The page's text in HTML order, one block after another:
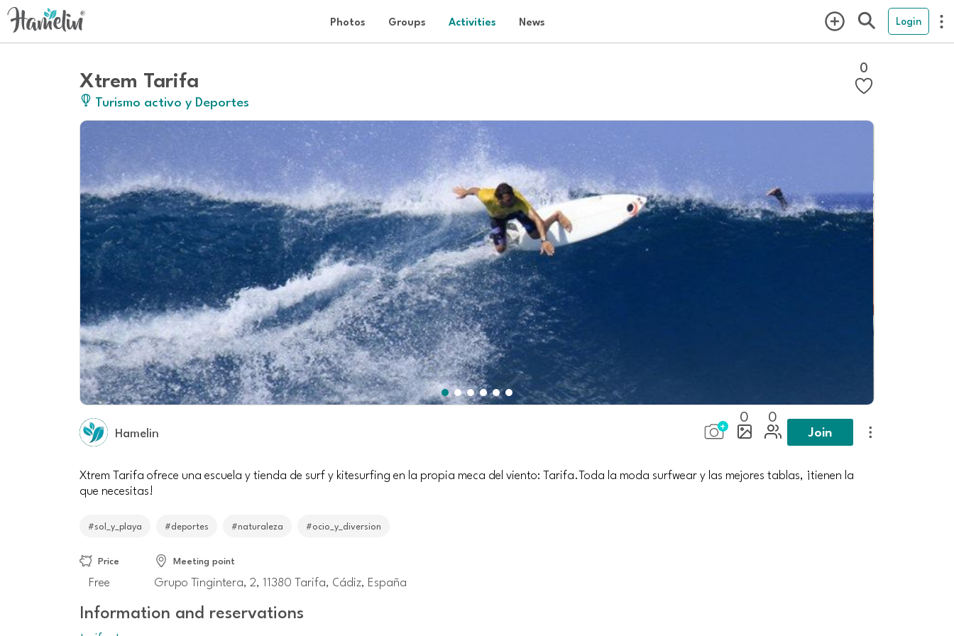
Photos Groups Activities News Login
Xtrem Tarifa
Turismo activo y Deportes
0
Hamelin
0 0
Join
Xtrem Tarifa ofrece una escuela y tienda de surf y kitesurfing en la propia meca del viento: Tarifa.Toda la moda surfwear y las mejores tablas, ¡tienen la
que necesitas!
#sol_y_playa #deportes #naturaleza #ocio_y_diversion
Price
Free
Meeting point
Grupo Tingintera, 2, 11380 Tarifa, Cádiz, España
Information and reservations